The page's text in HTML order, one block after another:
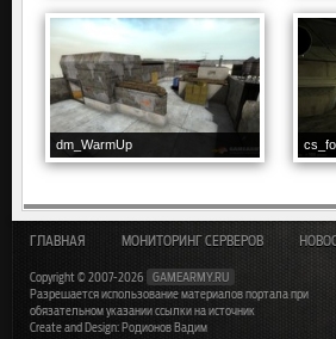
dm_WarmUp
ГЛАВНАЯ МОНИТОРИНГ СЕРВЕРОВ
Copyright © 2007-2026
GAMEARMY.RU
Разрешается использование материалов портала при
обязательном указании ссылки на источник
Create and Design: Родионов Вадим